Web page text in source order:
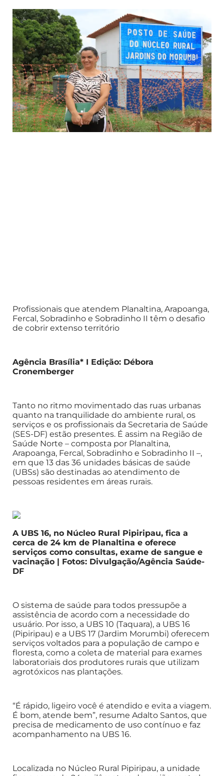
Profissionais que atendem Planaltina, Arapoanga,
Fercal, Sobradinho e Sobradinho II têm o desafio
de cobrir extenso território
Agência Brasília* I Edição: Débora
Cronemberger
Tanto no ritmo movimentado das ruas urbanas
quanto na tranquilidade do ambiente rural, os
serviços e os profissionais da Secretaria de Saúde
(SES-DF) estão presentes. É assim na Região de
Saúde Norte – composta por Planaltina,
Arapoanga, Fercal, Sobradinho e Sobradinho II –,
em que 13 das 36 unidades básicas de saúde
(UBSs) são destinadas ao atendimento de
pessoas residentes em áreas rurais.
A UBS 16, no Núcleo Rural Pipiripau, fica a
cerca de 24 km de Planaltina e oferece
serviços como consultas, exame de sangue e
vacinação | Fotos: Divulgação/Agência Saúde-
DF
O sistema de saúde para todos pressupõe a
assistência de acordo com a necessidade do
usuário. Por isso, a UBS 10 (Taquara), a UBS 16
(Pipiripau) e a UBS 17 (Jardim Morumbi) oferecem
serviços voltados para a população de campo e
floresta, como a coleta de material para exames
laboratoriais dos produtores rurais que utilizam
agrotóxicos nas plantações.
“É rápido, ligeiro você é atendido e evita a viagem.
É bom, atende bem”, resume Adalto Santos, que
precisa de medicamento de uso contínuo e faz
acompanhamento na UBS 16.
Localizada no Núcleo Rural Pipiripau, a unidade